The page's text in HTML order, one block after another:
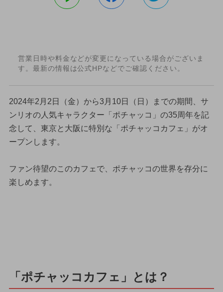
営業日時や料金などが変更になっている場合がございま
す。最新の情報は公式HPなどでご確認ください。
2024年2月2日（金）から3月10日（日）までの期間、サ
ンリオの人気キャラクター「ポチャッコ」の35周年を記
念して、東京と大阪に特別な「ポチャッコカフェ」がオ
ープンします。
ファン待望のこのカフェで、ポチャッコの世界を存分に
楽しめます。
「ポチャッコカフェ」とは？